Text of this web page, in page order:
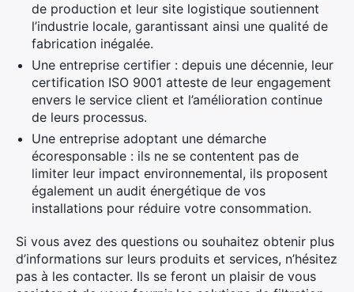
de production et leur site logistique soutiennent
l’industrie locale, garantissant ainsi une qualité de
fabrication inégalée.
Une entreprise certifier : depuis une décennie, leur
certification ISO 9001 atteste de leur engagement
envers le service client et l’amélioration continue
de leurs processus.
Une entreprise adoptant une démarche
écoresponsable : ils ne se contentent pas de
limiter leur impact environnemental, ils proposent
également un audit énergétique de vos
installations pour réduire votre consommation.
Si vous avez des questions ou souhaitez obtenir plus
d’informations sur leurs produits et services, n’hésitez
pas à les contacter. Ils se feront un plaisir de vous